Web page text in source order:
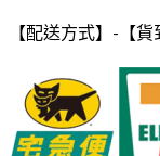
【配送方式】 - 【貨